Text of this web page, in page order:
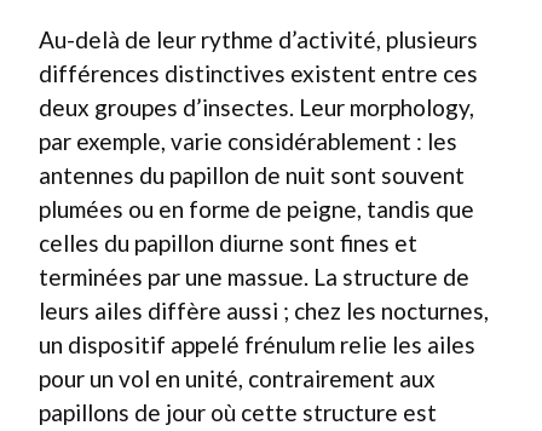
Au-delà de leur rythme d’activité, plusieurs
différences distinctives existent entre ces
deux groupes d’insectes. Leur morphology,
par exemple, varie considérablement : les
antennes du papillon de nuit sont souvent
plumées ou en forme de peigne, tandis que
celles du papillon diurne sont fines et
terminées par une massue. La structure de
leurs ailes diffère aussi ; chez les nocturnes,
un dispositif appelé frénulum relie les ailes
pour un vol en unité, contrairement aux
papillons de jour où cette structure est